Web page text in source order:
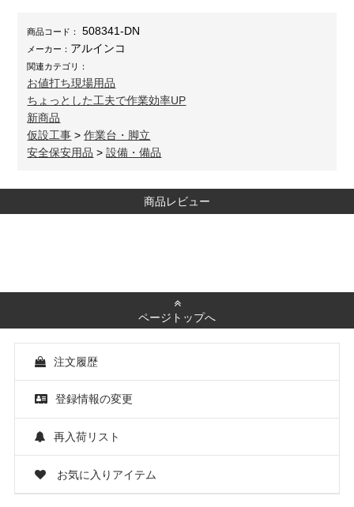
商品コード： 508341-DN
メーカー： アルインコ
関連カテゴリ：
お値打ち現場用品
ちょっとした工夫で作業効率UP
新商品
仮設工事 >作業台・脚立
安全保安用品 >設備・備品
商品レビュー
ページトップへ
注文履歴
登録情報の変更
再入荷リスト
お気に入りアイテム